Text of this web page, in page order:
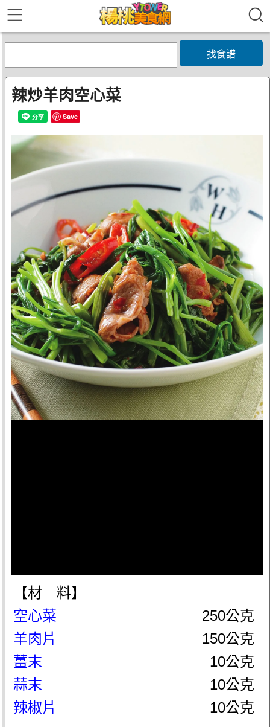
找食譜
辣炒羊肉空心菜
Save
【材 料】
空心菜
250公克
羊肉片
150公克
薑末
10公克
蒜末
10公克
辣椒片
10公克